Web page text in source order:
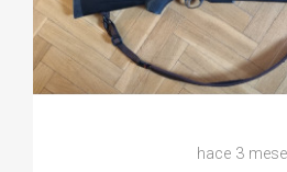
hace 3